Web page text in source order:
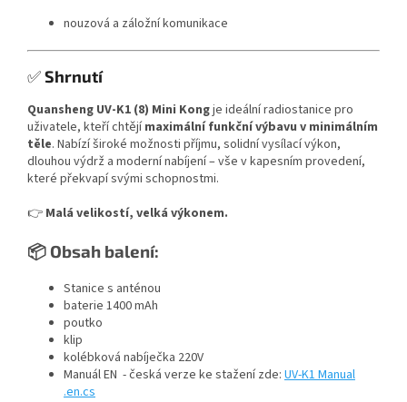
nouzová a záložní komunikace
✅Shrnutí
Quansheng UV-K1 (8) Mini Kongje ideální radiostanice pro
uživatele, kteří chtějímaximální funkční výbavu v minimálním
těle. Nabízí široké možnosti příjmu, solidní vysílací výkon,
dlouhou výdrž a moderní nabíjení – vše v kapesním provedení,
které překvapí svými schopnostmi.
👉 Malá velikostí, velká výkonem.
📦 Obsah balení:
Stanice s anténou
baterie 1400 mAh
poutko
klip
kolébková nabíječka 220V
Manuál EN - česká verze ke stažení zde: UV-K1 Manual
.en.cs